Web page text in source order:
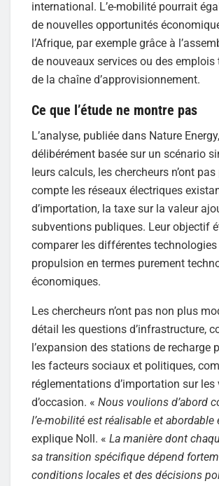
international. L’e-mobilité pourrait
de nouvelles opportunités
l’Afrique, par exemple grâce à
de nouveaux services ou des
de la chaîne d’approvisionnement.
Ce que l’étude ne montre pas
L’analyse, publiée dans Nature
délibérément basée sur un scénario
leurs calculs, les chercheurs n’ont pas
compte les réseaux électriques
d’importation, la taxe sur la valeur
subventions publiques. Leur objectif
comparer les différentes technologies
propulsion en termes purement
économiques.
Les chercheurs n’ont pas non plus
détail les questions d’infrastructure,
l’expansion des stations de recharge
les facteurs sociaux et politiques,
réglementations d’importation sur les
d’occasion. « Nous voulions d’abord
l’e-mobilité est réalisable et abordable
explique Noll. « La manière dont
sa transition spécifique dépend
conditions locales et des décisions